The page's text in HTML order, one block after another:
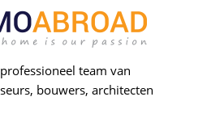
team van
bouwers, architecten